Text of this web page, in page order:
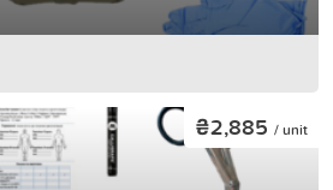
₴2,885 / unit